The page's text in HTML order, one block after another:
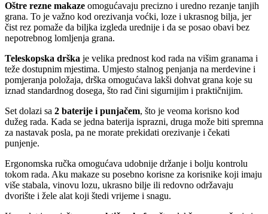
Oštre rezne makaze omogućavaju precizno i uredno rezanje tanjih
grana. To je važno kod orezivanja voćki, loze i ukrasnog bilja, jer
čist rez pomaže da biljka izgleda urednije i da se posao obavi bez
nepotrebnog lomljenja grana.
Teleskopska drška je velika prednost kod rada na višim granama i
teže dostupnim mjestima. Umjesto stalnog penjanja na merdevine i
pomjeranja položaja, drška omogućava lakši dohvat grana koje su
iznad standardnog dosega, što rad čini sigurnijim i praktičnijim.
Set dolazi sa 2 baterije i punjačem, što je veoma korisno kod
dužeg rada. Kada se jedna baterija isprazni, druga može biti spremna
za nastavak posla, pa ne morate prekidati orezivanje i čekati
punjenje.
Ergonomska ručka omogućava udobnije držanje i bolju kontrolu
tokom rada. Aku makaze su posebno korisne za korisnike koji imaju
više stabala, vinovu lozu, ukrasno bilje ili redovno održavaju
dvorište i žele alat koji štedi vrijeme i snagu.